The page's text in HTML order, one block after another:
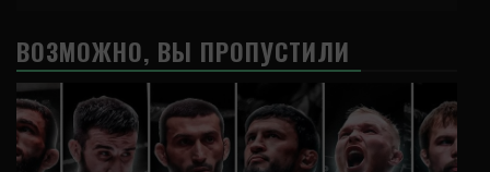
ВОЗМОЖНО, ВЫ ПРОПУСТИЛИ